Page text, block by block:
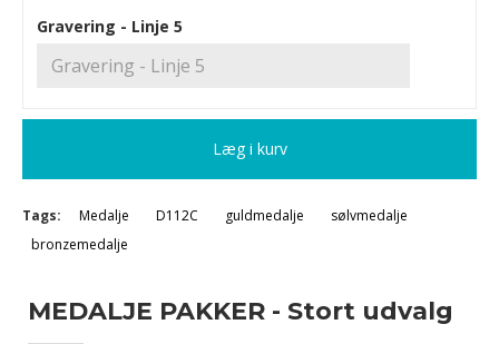
Gravering - Linje 5
Læg i kurv
Tags: Medalje D112C guldmedalje
sølvmedalje
bronzemedalje
MEDALJE PAKKER - Stort udvalg